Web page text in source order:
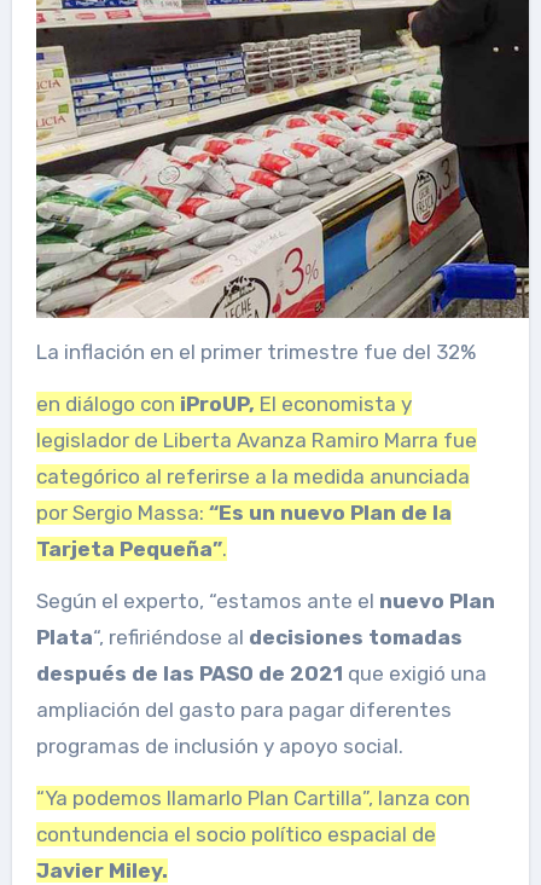
La inflación en el primer trimestre fue del 32%
en diálogo con iProUP, El economista y
legislador de Liberta Avanza Ramiro Marra fue
categórico al referirse a la medida anunciada
por Sergio Massa: “Es un nuevo Plan de la
Tarjeta Pequeña”.
Según el experto, “estamos ante el nuevo Plan
Plata“, refiriéndose al decisiones tomadas
después de las PASO de 2021 que exigió una
ampliación del gasto para pagar diferentes
programas de inclusión y apoyo social.
“Ya podemos llamarlo Plan Cartilla”, lanza con
contundencia el socio político espacial de
Javier Miley.